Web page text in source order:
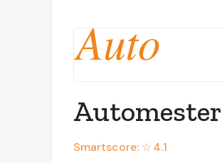
Automester
Smartscore: ☆4.1